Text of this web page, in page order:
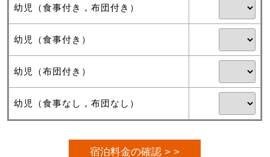
幼児（食事付き，布団付き）
幼児（食事付き）
幼児（布団付き）
幼児（食事なし，布団なし）
宿泊料金の確認 > >